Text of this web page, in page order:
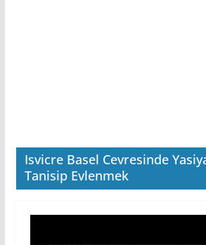
Isvicre Basel Cevresinde
Tanisip Evlenmek